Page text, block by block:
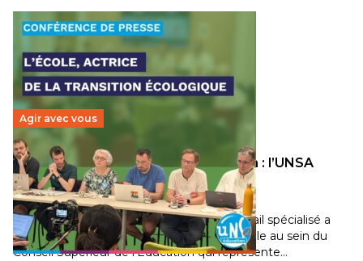
Agir avec vous
Transition écologique de l’éducation : l’UNSA
Éducation fait bouger les lignes
30 juin 2026-National
Pendant plusieurs mois, un groupe de travail spécialisé a
travaillé sur la transition écologique de l’Ecole au sein du
Conseil Supérieur de l’Éducation qui représente…